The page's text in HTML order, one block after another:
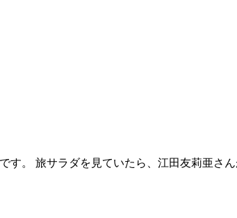
。 旅サラダを見ていたら、江田友莉亜さ